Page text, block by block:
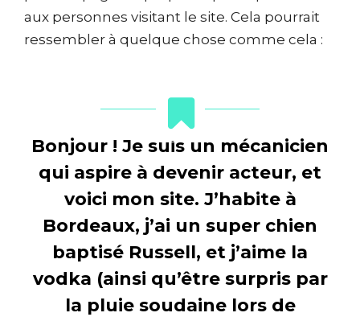
aux personnes visitant le site. Cela pourrait
ressembler à quelque chose comme cela :
Bonjour ! Je suis un mécanicien
qui aspire à devenir acteur, et
voici mon site. J’habite à
Bordeaux, j’ai un super chien
baptisé Russell, et j’aime la
vodka (ainsi qu’être surpris par
la pluie soudaine lors de